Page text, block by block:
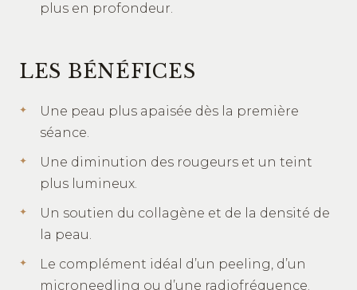
plus en profondeur.
LES BÉNÉFICES
Une peau plus apaisée dès la première
séance.
Une diminution des rougeurs et un teint
plus lumineux.
Un soutien du collagène et de la densité de
la peau.
Le complément idéal d’un peeling, d’un
microneedling ou d’une radiofréquence.